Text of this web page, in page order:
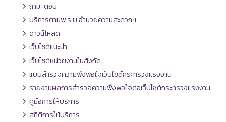
ถาม-ตอบ
บริการตามพ.ร.บ.อำนวยความสะดวกฯ
ดาวน์โหลด
เว็บไซต์แนะนำ
เว็บไซต์หน่วยงานในสังกัด
แบบสำรวจความพึงพอใจเว็บไซต์กระทรวงแรงงาน
รายงานผลการสำรวจความพึงพอใจต่อเว็บไซต์กระทรวงแรงงาน
คู่มือการให้บริการ
สถิติการให้บริการ